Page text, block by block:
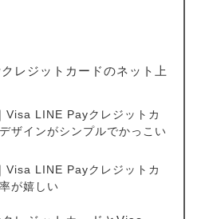
レジットカードのネット上
Visa LINE Payクレジットカ
ザインがシンプルでかっこい
Visa LINE Payクレジットカ
が嬉しい